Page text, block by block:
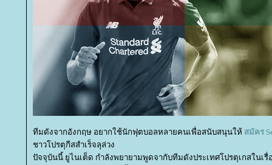
ทีมดังจากอังกฤษ อยากใช้นักฟุตบอลหลายคนเพื่อสนับสนุนให้ สมัคร
ชาวโปรตุกีสสำเร็จลุล่วง
ปัจจุบันนี้ ยูไนเต็ด กำลังพยายามพูดจากับทีมดังประเทศโปรตุเกสในเ